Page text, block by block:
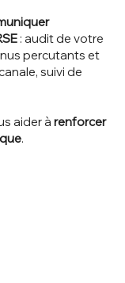
: audit de votre
percutants et
suivi de
aider à renforcer
.